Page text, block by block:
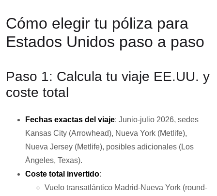
Cómo elegir tu póliza para
Estados Unidos paso a paso
Paso 1: Calcula tu viaje EE.UU. y
coste total
Fechas exactas del viaje: Junio-julio 2026, sedes
Kansas City (Arrowhead), Nueva York (Metlife),
Nueva Jersey (Metlife), posibles adicionales (Los
Ángeles, Texas).
Coste total invertido:
Vuelo transatlántico Madrid-Nueva York (round-